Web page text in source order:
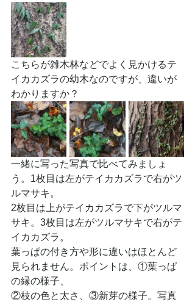
こちらが雑木林などでよく見かけるテ
イカカズラの幼木なのですが、違いが
わかりますか？
一緒に写った写真で比べてみましょ
う。1枚目は左がテイカカズラで右がツ
ルマサキ。
2枚目は上がテイカカズラで下がツルマ
サキ。3枚目は左がツルマサキで右がテ
イカカズラ。
葉っぱの付き方や形に違いはほとんど
見られません。ポイントは、①葉っぱ
の縁の様子、
②枝の色と太さ、③新芽の様子。写真